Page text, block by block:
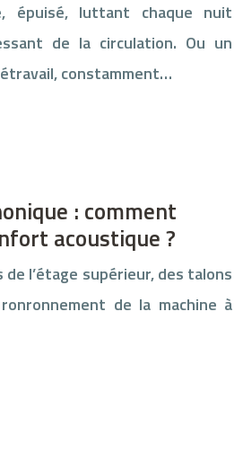
épuisé, luttant chaque nuit
de la circulation. Ou un
constamment…
: comment
acoustique ?
l’étage supérieur, des talons
de la machine à